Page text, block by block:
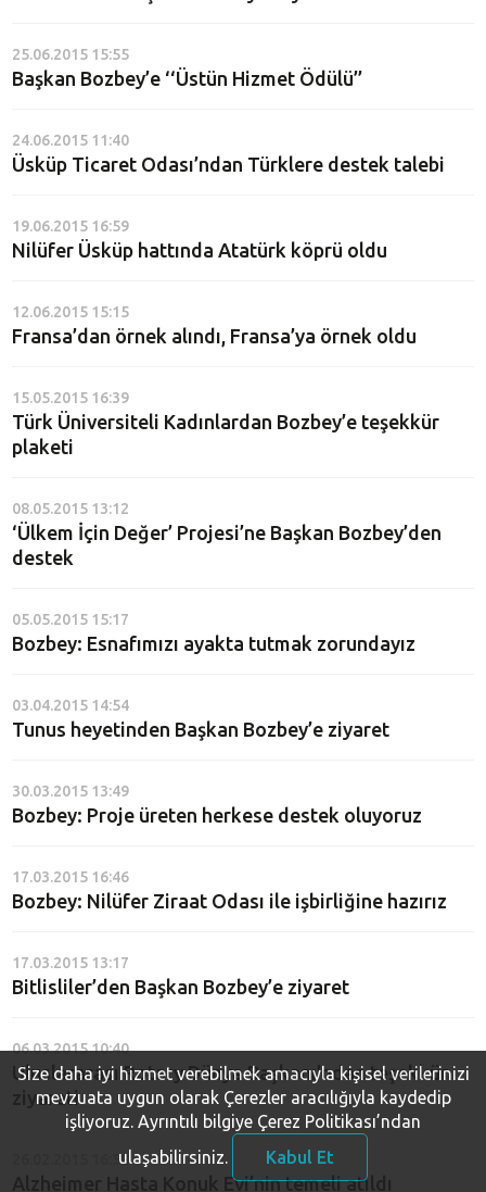
25.06.2015 15:55
Başkan Bozbey’e ‘‘Üstün Hizmet Ödülü’’
24.06.2015 11:40
Üsküp Ticaret Odası’ndan Türklere destek talebi
19.06.2015 16:59
Nilüfer Üsküp hattında Atatürk köprü oldu
12.06.2015 15:15
Fransa’dan örnek alındı, Fransa’ya örnek oldu
15.05.2015 16:39
Türk Üniversiteli Kadınlardan Bozbey’e teşekkür
plaketi
08.05.2015 13:12
‘Ülkem İçin Değer’ Projesi’ne Başkan Bozbey’den
destek
05.05.2015 15:17
Bozbey: Esnafımızı ayakta tutmak zorundayız
03.04.2015 14:54
Tunus heyetinden Başkan Bozbey’e ziyaret
30.03.2015 13:49
Bozbey: Proje üreten herkese destek oluyoruz
17.03.2015 16:46
Bozbey: Nilüfer Ziraat Odası ile işbirliğine hazırız
17.03.2015 13:17
Bitlisliler’den Başkan Bozbey’e ziyaret
06.03.2015 10:40
Uluslararası Rotary Dünya Başkanı’ndan teşekkür
ziyareti
26.02.2015 16:58
Alzheimer Hasta Konuk Evi’nin temeli atıldı
Size daha iyi hizmet verebilmek amacıyla kişisel verilerinizi
mevzuata uygun olarak Çerezler aracılığıyla kaydedip
işliyoruz. Ayrıntılı bilgiye Çerez Politikası’ndan
ulaşabilirsiniz.
Kabul Et